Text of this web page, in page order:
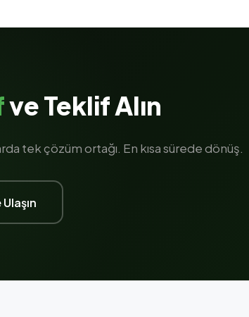
ve Teklif Alın
tek çözüm ortağı. En kısa sürede dönüş.